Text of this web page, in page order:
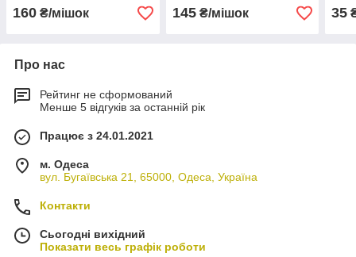
160 ₴/мішок 145₴/мішок 35
Про нас
Рейтинг не сформований
Менше 5 відгуків за останній рік
Працює з 24.01.2021
м. Одеса
вул. Бугаївська 21, 65000, Одеса, Україна
Контакти
Сьогодні вихідний
Показати весь графік роботи